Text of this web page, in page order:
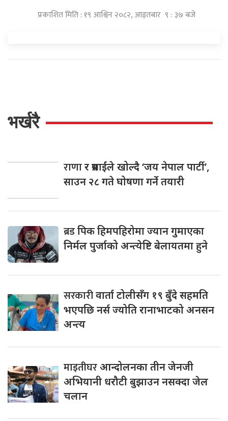
प्रकाशित मिति : १९ आश्विन २०८२, आइतबार ९ : ३७ बजे
भर्खरै
राणार प्रसाईंले खोल्दै ‘जय नेपाल पार्टी’,
साउन २८ गते घोषणा गर्ने तयारी
ब्रडपिक हिमपहिरोमा ज्यान गुमाएका
निर्मल पुर्जाको अन्त्येष्टि बेलायतमा हुने
सरकारीवार्ता टोलीसँग १९ बुँदे सहमति
भएपछि नर्स ज्योति रानाभाटको अनसन
अन्त्य
माइतीघरआन्दोलनका तीन जेनजी
अभियानी धरौटी बुझाउन नसक्दा जेल
चलान